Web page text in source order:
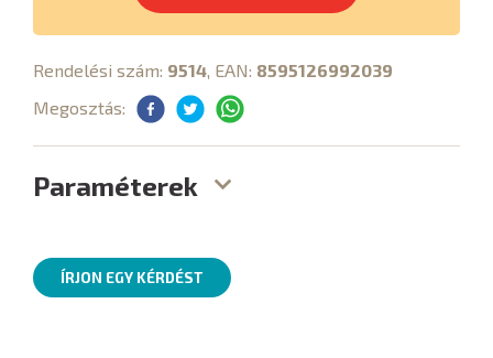
Rendelési szám: 9514 , EAN: 8595126992039
Megosztás:
Paraméterek
ÍRJON EGY KÉRDÉST